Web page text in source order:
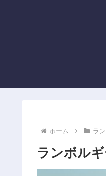
ホーム ラ
ランボル